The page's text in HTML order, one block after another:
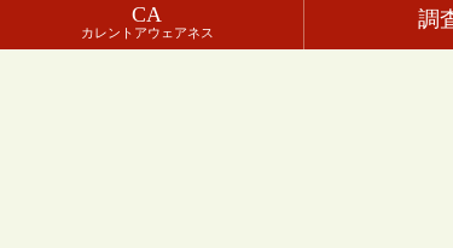
CA
カレントアウェアネス
調